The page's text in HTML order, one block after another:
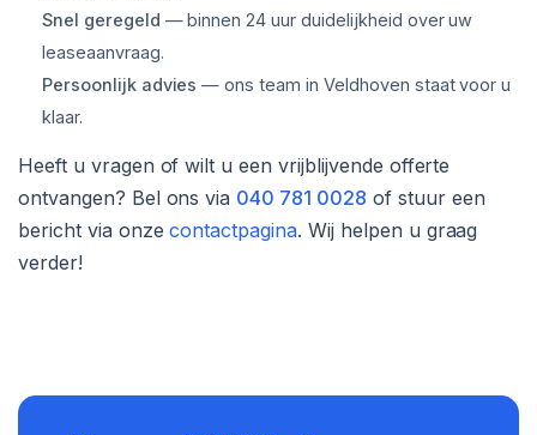
Snel geregeld — binnen 24 uur duidelijkheid over uw
leaseaanvraag.
Persoonlijk advies — ons team in Veldhoven staat voor u
klaar.
Heeft u vragen of wilt u een vrijblijvende offerte
ontvangen? Bel ons via 040 781 0028 of stuur een
bericht via onzecontactpagina. Wij helpen u graag
verder!